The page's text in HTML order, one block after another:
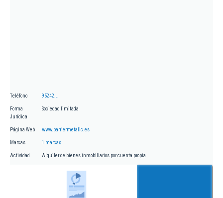
Teléfono 95242...
Forma
Jurídica
Sociedad limitada
Página Web www.barriermetalic.es
Marcas 1 marcas
Actividad Alquiler de bienes inmobiliarios por cuenta propia